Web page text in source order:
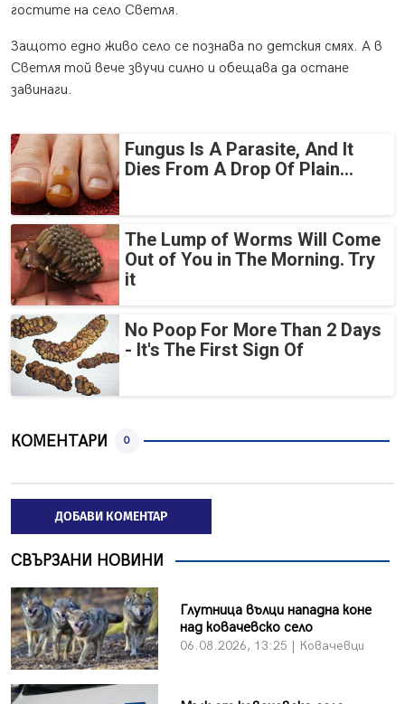
гостите на село Светля.
Защото едно живо село се познава по детския смях. А в
Светля той вече звучи силно и обещава да остане
завинаги.
Fungus Is A Parasite, And It
Dies From A Drop Of Plain...
The Lump of Worms Will Come
Out of You in The Morning. Try
it
No Poop For More Than 2 Days
- It's The First Sign Of
КОМЕНТАРИ 0
ДОБАВИ КОМЕНТАР
СВЪРЗАНИ НОВИНИ
Глутница вълци нападна коне
над ковачевско село
06.08.2026, 13:25 | Ковачевци